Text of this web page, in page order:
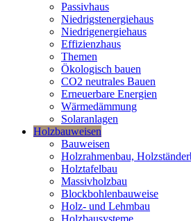
Passivhaus
Niedrigstenergiehaus
Niedrigenergiehaus
Effizienzhaus
Themen
Ökologisch bauen
CO2 neutrales Bauen
Erneuerbare Energien
Wärmedämmung
Solaranlagen
Holzbauweisen
Bauweisen
Holzrahmenbau,
Holztafelbau
Massivholzbau
Blockbohlenbauweise
Holz- und Lehmbau